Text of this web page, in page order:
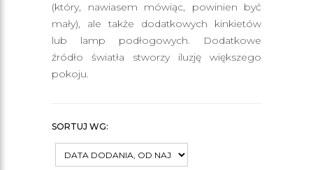
(który, nawiasem mówiąc, powinien być
mały), ale także dodatkowych kinkietów
lub lamp podłogowych. Dodatkowe
źródło światła stworzy iluzję większego
pokoju.
SORTUJ WG: